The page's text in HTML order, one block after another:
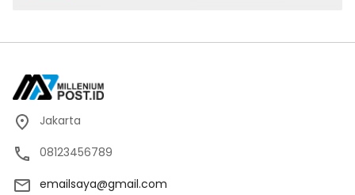
Jakarta
08123456789
emailsaya@gmail.com